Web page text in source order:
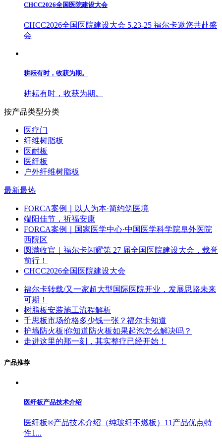
CHCC2026全国医院建设大会
CHCC2026全国医院建设大会 5.23-25 福尔卡邀您共赴盛
会
耕耘有时，收获为期。
耕耘有时，收获为期。
按产品类型分类
医疗门
纤维树脂板
医耐板
医纤板
户外纤维树脂板
最新最热
FORCA案例｜以人为本·简约筑医境
端阳佳节，祈福安康
FORCA案例｜国家医学中心·中国医学科学院阜外医院
西院区
圆满收官｜福尔卡闪耀第 27 届全国医院建设大会，载誉
前行！
CHCC2026全国医院建设大会
福尔卡转载/又一家超大型国际医院开业，发展思路未来
可期！
树脂板安装施工流程解析
千思板市场价格多少钱一张？福尔卡知道
护墙防火板|你知道防火板如果起泡怎么解决吗？
走进这里的那一刻，其实整疗已经开始！
产品推荐
医纤板产品技术介绍
医纤板®产品技术介绍（纯玻纤不燃板）11产品优点特
性1...